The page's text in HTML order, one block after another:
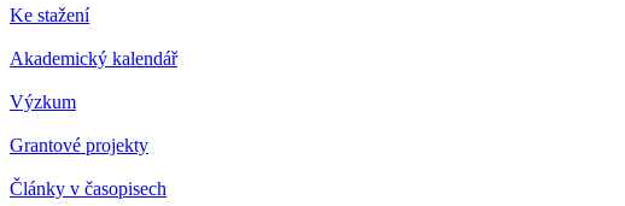
Ke stažení
Akademický kalendář
Výzkum
Grantové projekty
Články v časopisech